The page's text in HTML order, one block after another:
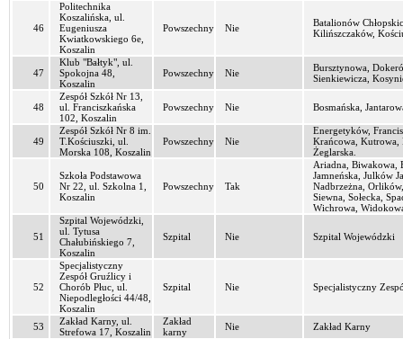
46
Politechnika
Koszalińska, ul.
Eugeniusza
Kwiatkowskiego 6e,
Koszalin
Powszechny Nie
Batalionów
Kilińszczaków,
47
Klub "Bałtyk", ul.
Spokojna 48,
Koszalin
Powszechny Nie
Bursztynowa,
Sienkiewicza,
48
Zespół Szkół Nr 13,
ul. Franciszkańska
102, Koszalin
Powszechny Nie Bosmańska,
49
Zespół Szkół Nr 8 im.
T.Kościuszki, ul.
Morska 108, Koszalin
Powszechny Nie
Energetyków,
Krańcowa, Kutrowa,
Żeglarska.
50
Szkoła Podstawowa
Nr 22, ul. Szkolna 1,
Koszalin
Powszechny Tak
Ariadna, Biwakowa,
Jamneńska, Julków
Nadbrzeżna,
Siewna, Sołecka,
Wichrowa,
51
Szpital Wojewódzki,
ul. Tytusa
Chałubińskiego 7,
Koszalin
Szpital Nie Szpital Wojewódzki
52
Specjalistyczny
Zespół Gruźlicy i
Chorób Płuc, ul.
Niepodległości 44/48,
Koszalin
Szpital Nie Specjalistyczny
53
Zakład Karny, ul.
Strefowa 17, Koszalin
Zakład
karny
Nie Zakład Karny